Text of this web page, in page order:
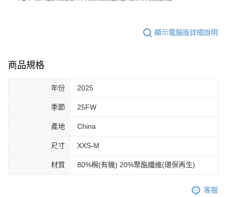
顯示電腦版詳細說明
商品規格
年份 2025
季節 25FW
產地 China
尺寸 XXS-M
材質 80%棉(有機) 20%聚酯纖維(環保再生)
客服